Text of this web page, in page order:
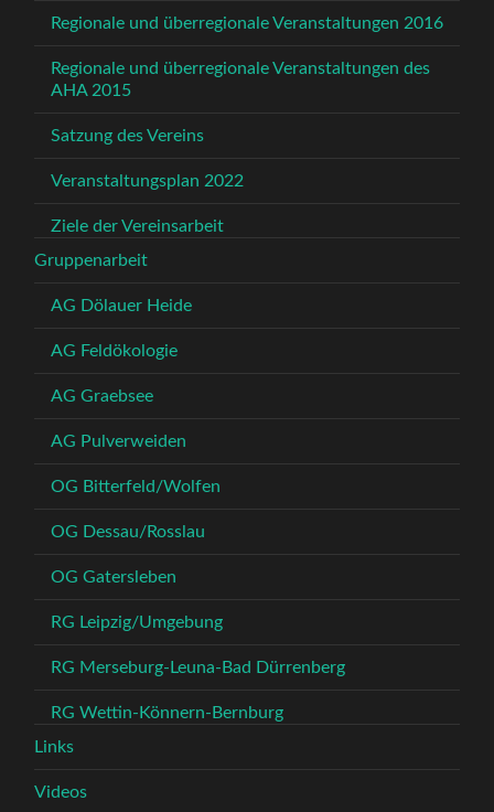
Regionale und überregionale Veranstaltungen 2016
Regionale und überregionale Veranstaltungen des
AHA 2015
Satzung des Vereins
Veranstaltungsplan 2022
Ziele der Vereinsarbeit
Gruppenarbeit
AG Dölauer Heide
AG Feldökologie
AG Graebsee
AG Pulverweiden
OG Bitterfeld/Wolfen
OG Dessau/Rosslau
OG Gatersleben
RG Leipzig/Umgebung
RG Merseburg-Leuna-Bad Dürrenberg
RG Wettin-Könnern-Bernburg
Links
Videos